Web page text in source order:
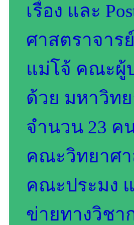
เรื่อง และ
ศาสตราจาร
แม่โจ้ คณะผู้
ด้วย มหาวิท
จำนวน 23
คณะวิทยาศ
คณะประมง
ข่ายทางวิชา